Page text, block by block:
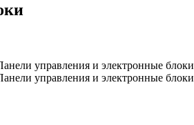
управления и электронные блоки
управления и электронные блоки